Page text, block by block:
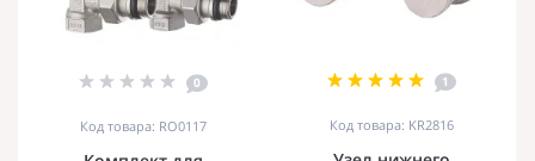
0
Код товара: RO0117
1
Код товара: KR2816